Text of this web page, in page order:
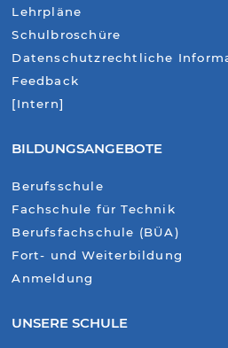
Lehrpläne
Schulbroschüre
Datenschutzrechtliche
Feedback
[Intern]
BILDUNGSANGEBOTE
Berufsschule
Fachschule für Technik
Berufsfachschule (BÜA)
Fort- und Weiterbildung
Anmeldung
UNSERE SCHULE